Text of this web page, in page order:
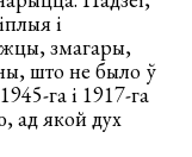
і
змагары,
што не было ў
га і 1917-га
ад якой дух